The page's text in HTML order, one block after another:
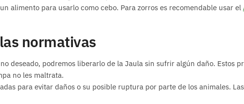
alimento para usarlo como cebo. Para zorros es recomendable usar el
normativas
deseado, podremos liberarlo de la Jaula sin sufrir algún daño. Estos
no les maltrata.
para evitar daños o su posible ruptura por parte de los animales.